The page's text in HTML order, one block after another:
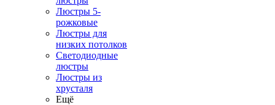
Люстры 5-
рожковые
Люстры для
низких потолков
Cветодиодные
люстры
Люстры из
хрусталя
Ещё